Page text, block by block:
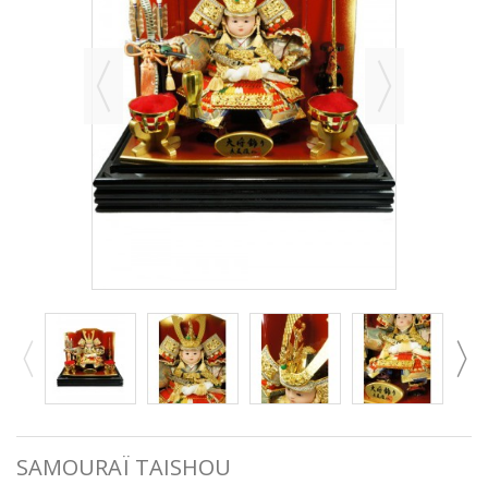
SAMOURAÏ TAISHOU